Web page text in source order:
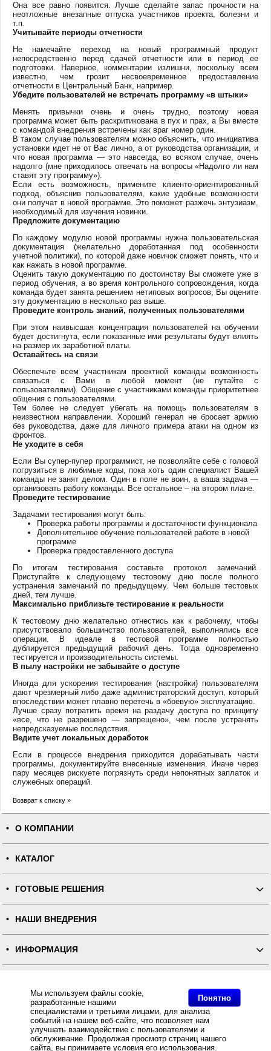
Понятно
Мы используем файлы cookie,
разработанные нашими
специалистами и третьими лицами, для анализа
событий на нашем веб-сайте, что позволяет нам
улучшать взаимодействие с пользователями и
обслуживание. Продолжая просмотр страниц нашего
сайта, вы принимаете условия его использования.
Она все равно появится. Лучше сделайте запас прочности на
неотложные внезапные отпуска участников проекта, болезни и
т.п.
Учитывайте периоды отчетности
Не намечайте переход на новый программный продукт
непосредственно перед сдачей отчетности или в период ее
подготовки. Наверное, комментарии излишни, поскольку всем
известно, чем грозит несвоевременное предоставление
отчетности в Центральный Банк, например.
Убедите пользователей не встречать программу «в штыки»
Менять привычки очень и очень трудно, поэтому новая
программа может быть раскритикована в пух и прах, а Вы вместе
с командой внедрения встречены как враг номер один.
В таком случае пользователям можно объяснить, что инициатива
установки идет не от Вас лично, а от руководства организации, и
что новая программа — это навсегда, во всяком случае, очень
надолго (мне приходилось отвечать на вопросы «Надолго ли нам
ставят эту программу»).
Если есть возможность, примените клиенто-ориентированный
подход, объяснив пользователям, какие удобные возможности
они получат в новой программе. Это поможет разжечь энтузиазм,
необходимый для изучения новинки.
Предложите документацию
По каждому модулю новой программы нужна пользовательская
документация (желательно доработанная под особенности
учетной политики), по которой даже новичок сможет понять, что и
как нажать в новой программе.
Оценить такую документацию по достоинству Вы сможете уже в
период обучения, а во время контрольного сопровождения, когда
команда будет занята решением нетиповых вопросов, Вы оцените
эту документацию в несколько раз выше.
Проведите контроль знаний, полученных пользователями
При этом наивысшая концентрация пользователей на обучении
будет достигнута, если показанные ими результаты будут влиять
на размер их заработной платы.
Оставайтесь на связи
Обеспечьте всем участникам проектной команды возможность
связаться с Вами в любой момент (не путайте с
пользователями). Общение с участниками команды приоритетнее
общения с пользователями.
Тем более не следует убегать на помощь пользователям в
неизвестном направлении. Хороший генерал не бросает армию
без руководства, даже для личного примера атаки на одном из
фронтов.
Не уходите в себя
Если Вы супер-пупер программист, не позволяйте себе с головой
погрузиться в любимые коды, пока хоть один специалист Вашей
команды не занят делом. Один в поле не воин, а ваша задача —
организовать работу команды. Все остальное – на втором плане.
Проведите тестирование
Задачами тестирования могут быть:
Проверка работы программы и достаточности функционала
Дополнительное обучение пользователей работе в новой
программе
Проверка предоставленного доступа
По итогам тестирования составьте протокол замечаний.
Приступайте к следующему тестовому дню после полного
устранения замечаний по предыдущему. Чем больше тестовых
дней, тем лучше.
Максимально приблизьте тестирование к реальности
К тестовому дню желательно отнестись как к рабочему, чтобы
присутствовало большинство пользователей, выполнялись все
операции. В идеале в тестовой программе полностью
дублируется предыдущий рабочий день. Тогда одновременно
тестируется и производительность системы.
В пылу настройки не забывайте о доступе
Иногда для ускорения тестирования (настройки) пользователям
дают чрезмерный либо даже администраторский доступ, который
впоследствии может плавно перетечь в «боевую» эксплуатацию.
Лучше сразу потратить время на раздачу доступа по принципу
«все, что не разрешено — запрещено», чем после устранять
непредсказуемые последствия.
Ведите учет локальных доработок
Если в процессе внедрения приходится дорабатывать части
программы, документируйте внесенные изменения. Иначе через
пару месяцев рискуете погрязнуть среди непонятных заплаток и
служебных операций.
Возврат к списку »
О КОМПАНИИ
КАТАЛОГ
ГОТОВЫЕ РЕШЕНИЯ
НАШИ ВНЕДРЕНИЯ
ИНФОРМАЦИЯ
ПОЛНАЯ ВЕРСИЯ
Интернет-магазин "ПОСЛЭНД" - торгового оборудования, оборудования для автоматизации общепита и
торговли, расходных материалов
Все права защищены, ООО "ПОСЛЭНД" © 2008-2026.